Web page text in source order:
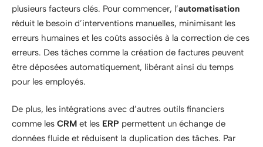
plusieurs facteurs clés. Pour commencer, l’automatisation
réduit le besoin d’interventions manuelles, minimisant les
erreurs humaines et les coûts associés à la correction de ces
erreurs. Des tâches comme la création de factures peuvent
être déposées automatiquement, libérant ainsi du temps
pour les employés.
De plus, les intégrations avec d’autres outils financiers
comme les CRM et les ERP permettent un échange de
données fluide et réduisent la duplication des tâches. Par